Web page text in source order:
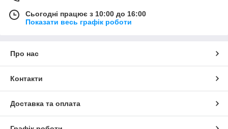
Сьогодні працює з 10:00 до 16:00
Показати весь графік роботи
Про нас
Контакти
Доставка та оплата